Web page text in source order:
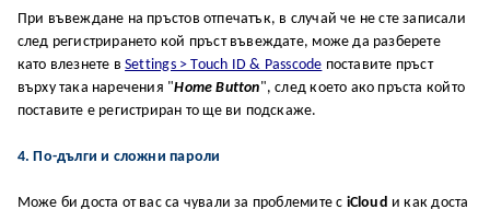
При въвеждане на пръстов отпечатък, в случай че не сте записали
след регистрирането кой пръст въвеждате, може да разберете
като влезнете вSettings > Touch ID & Passcode поставите пръст
върху така наречения "Home Button", след което ако пръста който
поставите е регистриран то ще ви подскаже.
4. По-дълги и сложни пароли
Може би доста от вас са чували за проблемите с iCloud и как доста